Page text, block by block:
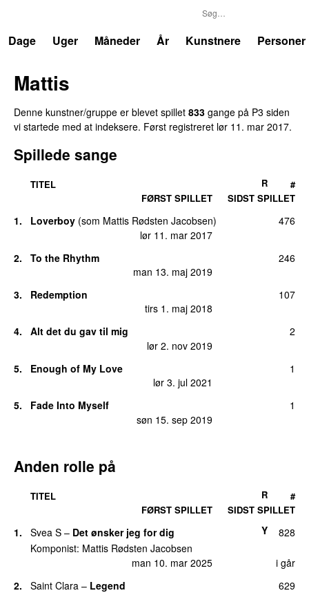
Dage
Uger Måneder År Kunstnere Personer
Mattis
Denne kunstner/gruppe er blevet spillet 833 gange på P3 siden
vi startede med at indeksere. Først registreret lør 11. mar 2017.
Spillede sange
TITEL
FØRST SPILLET
SIDST SPILLET
R #
1. Loverboy (som Mattis Rødsten Jacobsen)
lør 11. mar 2017
476
2.
To the Rhythm
man 13. maj 2019
246
3.
Redemption
tirs 1. maj 2018
107
4.
Alt det du gav til mig
lør 2. nov 2019
2
5.
Enough of My Love
lør 3. jul 2021
1
5.
Fade Into Myself
søn 15. sep 2019
1
Anden rolle på
TITEL
FØRST SPILLET
SIDST SPILLET
R #
1. Svea S – Det ønsker jeg for dig
man 10. mar 2025 i går
Y
828
Komponist: Mattis Rødsten Jacobsen
2. Saint Clara – Legend
629